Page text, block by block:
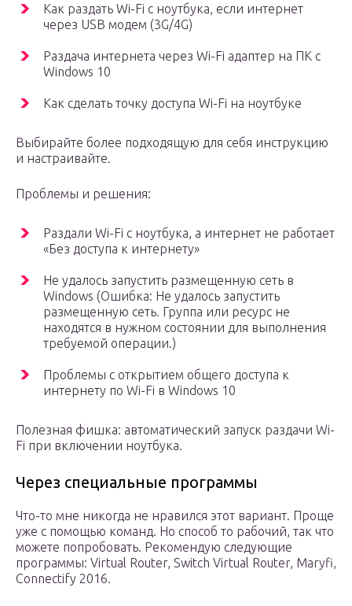
Как раздать Wi-Fi с ноутбука, если интернет
через USB модем (3G/4G)
Раздача интернета через Wi-Fi адаптер на ПК с
Windows 10
Как сделать точку доступа Wi-Fi на ноутбуке
Выбирайте более подходящую для себя инструкцию
и настраивайте.
Проблемы и решения:
Раздали Wi-Fi с ноутбука, а интернет не работает
«Без доступа к интернету»
Не удалось запустить размещенную сеть в
Windows (Ошибка: Не удалось запустить
размещенную сеть. Группа или ресурс не
находятся в нужном состоянии для выполнения
требуемой операции.)
Проблемы с открытием общего доступа к
интернету по Wi-Fi в Windows 10
Полезная фишка: автоматический запуск раздачи Wi-
Fi при включении ноутбука.
Через специальные программы
Что-то мне никогда не нравился этот вариант. Проще
уже с помощью команд. Но способ то рабочий, так что
можете попробовать. Рекомендую следующие
программы: Virtual Router, Switch Virtual Router, Maryfi,
Connectify 2016.